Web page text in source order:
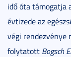
idő óta támogatja
évtizede az
végi rendezvénye
folytatott Bogsch